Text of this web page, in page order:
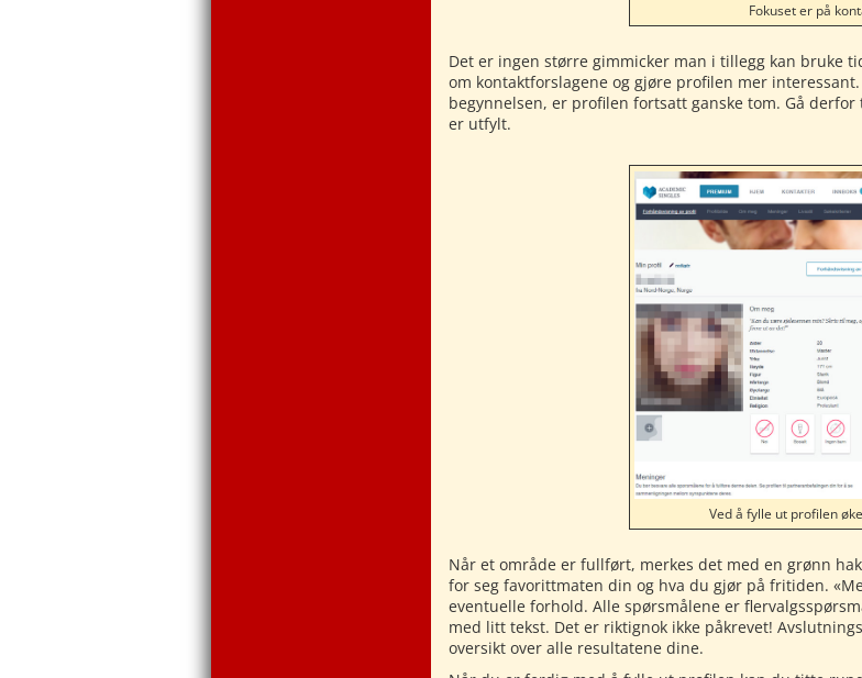
Fokuset er på
Det er ingen større gimmicker man i tillegg kan bruke
om kontaktforslagene og gjøre profilen mer
begynnelsen, er profilen fortsatt ganske tom. Gå
er utfylt.
Ved å fylle ut profilen
Når et område er fullført, merkes det med en grønn
for seg favorittmaten din og hva du gjør på fritiden.
eventuelle forhold. Alle spørsmålene er
med litt tekst. Det er riktignok ikke påkrevet!
oversikt over alle resultatene dine.